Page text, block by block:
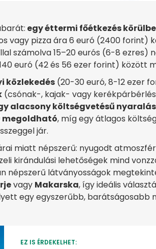
egy éttermi főétkezés
vagy pizza ára 6 euró (2400 forint)
számolva 15–20 eurós (6-8 ezres)
euró (42 és 56 ezer forint) között
közlekedés (20-30 euró, 8-12 ezer
(csónak-, kajak- vagy
alacsony költségvetésű
megoldható, míg egy átlagos
jár.
miatt népszerű: nyugodt
kirándulási lehetőségek mind
népszerű látványosságok
vagy Makarska, így ideális
egy egyszerűbb, barátságosabb
EZ IS ÉRDEKELHET: